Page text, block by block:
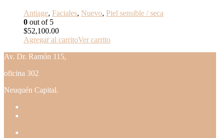
Antiage, Faciales, Nuevo, Piel sensible / seca
0 out of 5
$52,100.00
Agregar al carritoVer carrito
Av. Dr. Ramón 115,
oficina 302
Neuquén Capital.